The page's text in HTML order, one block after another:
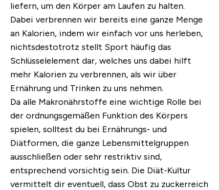
liefern, um den Körper am Laufen zu halten.
Dabei verbrennen wir bereits eine ganze Menge
an Kalorien, indem wir einfach vor uns herleben,
nichtsdestotrotz stellt Sport häufig das
Schlüsselelement dar, welches uns dabei hilft
mehr Kalorien zu verbrennen, als wir über
Ernährung und Trinken zu uns nehmen.
Da alle Makronährstoffe eine wichtige Rolle bei
der ordnungsgemäßen Funktion des Körpers
spielen, solltest du bei Ernährungs- und
Diätformen, die ganze Lebensmittelgruppen
ausschließen oder sehr restriktiv sind,
entsprechend vorsichtig sein. Die Diät-Kultur
vermittelt dir eventuell, dass Obst zu zuckerreich